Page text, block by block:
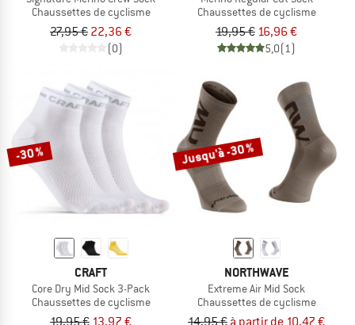
Chaussettes de cyclisme
27,95 € 22,36 €
(0)
Chaussettes de cyclisme
19,95 € 16,96 €
5,0(1)
-30 %
CRAFT
Core Dry Mid Sock 3-Pack
Chaussettes de cyclisme
19,95 € 13,97 €
Jusqu'à -30 %
NORTHWAVE
Extreme Air Mid Sock
Chaussettes de cyclisme
14,95 € à partir de 10,47 €